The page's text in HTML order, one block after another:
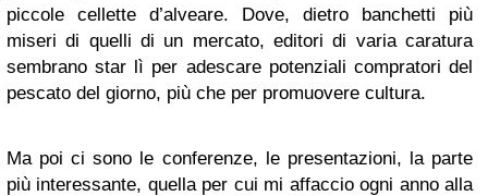
piccole cellette d’alveare. Dove, dietro banchetti più
miseri di quelli di un mercato, editori di varia caratura
sembrano star lì per adescare potenziali compratori del
pescato del giorno, più che per promuovere cultura.
Ma poi ci sono le conferenze, le presentazioni, la parte
più interessante, quella per cui mi affaccio ogni anno alla